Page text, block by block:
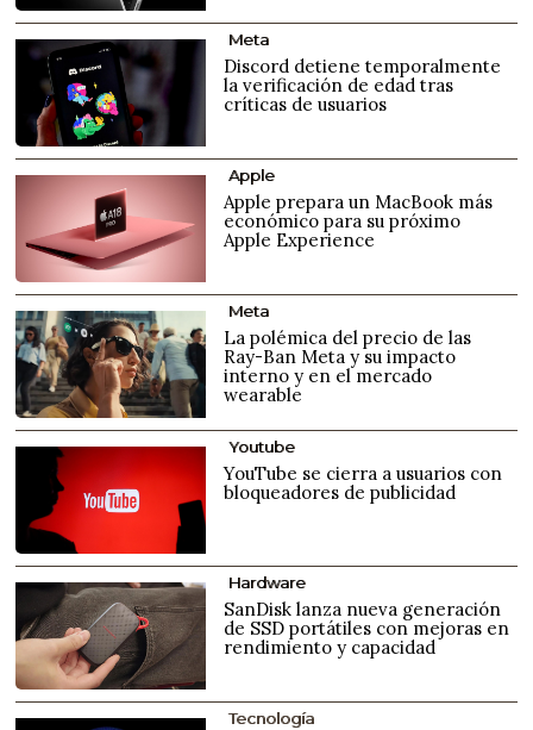
Meta
Discord detiene temporalmente
la verificación de edad tras
críticas de usuarios
Apple
Apple prepara un MacBook más
económico para su próximo
Apple Experience
Meta
La polémica del precio de las
Ray-Ban Meta y su impacto
interno y en el mercado
wearable
Youtube
YouTube se cierra a usuarios con
bloqueadores de publicidad
Hardware
SanDisk lanza nueva generación
de SSD portátiles con mejoras en
rendimiento y capacidad
Tecnología